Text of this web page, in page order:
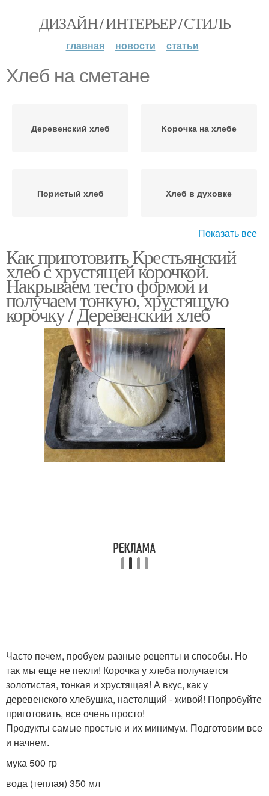
ДИЗАЙН / ИНТЕРЬЕР / СТИЛЬ
главная новости статьи
Хлеб на сметане
Деревенский хлеб Корочка на хлебе
Пористый хлеб Хлеб в духовке
Домашний хлеб Хлеб на сухих дрожжах
Хлеб на свежих
дрожжах
Хлеб без дрожжей
Хлеб на молоке Хлеб из гречневой муки
Хлеб из кукурузной
муки
Хлеб из ржаной муки
Показать все
Как приготовить Крестьянский
хлеб с хрустящей корочкой.
Накрываем тесто формой и
получаем тонкую, хрустящую
корочку / Деревенский хлеб
Часто печем, пробуем разные рецепты и способы. Но
так мы еще не пекли! Корочка у хлеба получается
золотистая, тонкая и хрустящая! А вкус, как у
деревенского хлебушка, настоящий - живой! Попробуйте
приготовить, все очень просто!
Продукты самые простые и их минимум. Подготовим все
и начнем.
мука 500 гр
вода (теплая) 350 мл